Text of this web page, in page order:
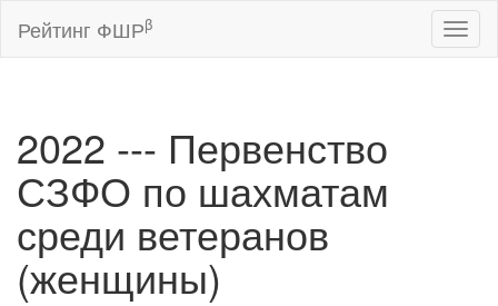
Рейтинг ФШРβ
2022 --- Первенство
СЗФО по шахматам
среди ветеранов
(женщины)